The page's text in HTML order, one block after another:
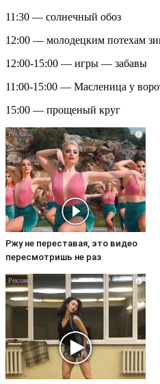
11:30 — солнечный обоз
12:00 — молодецким потехам
12:00-15:00 — игры — забавы
11:00-15:00 — Масленица у
15:00 — прощеный круг
i
Ржу не переставая, это видео
пересмотришь не раз
i